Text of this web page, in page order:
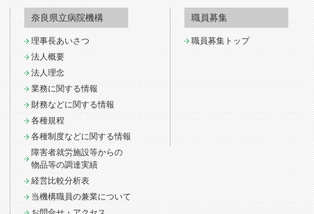
奈良県立病院機構
理事長あいさつ
法人概要
法人理念
業務に関する情報
財務などに関する情報
各種規程
各種制度などに関する情報
障害者就労施設等からの
物品等の調達実績
経営比較分析表
当機構職員の兼業について
職員募集
職員募集トップ